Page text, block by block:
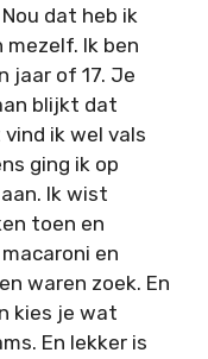
dat heb ik
Ik ben
jaar of 17. Je
blijkt dat
ik wel vals
ging ik op
Ik wist
toen en
en
waren zoek. En
kies je wat
En lekker is